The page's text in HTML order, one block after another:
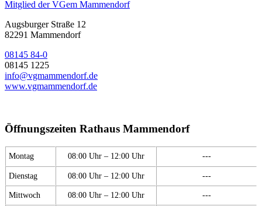
Mitglied der VGem Mammendorf
Augsburger Straße 12
82291 Mammendorf
08145 84-0
08145 1225
info@vgmammendorf.de
www.vgmammendorf.de
Öffnungszeiten Rathaus Mammendorf
Montag 08:00 Uhr – 12:00 Uhr ---
Dienstag 08:00 Uhr – 12:00 Uhr ---
Mittwoch 08:00 Uhr – 12:00 Uhr ---